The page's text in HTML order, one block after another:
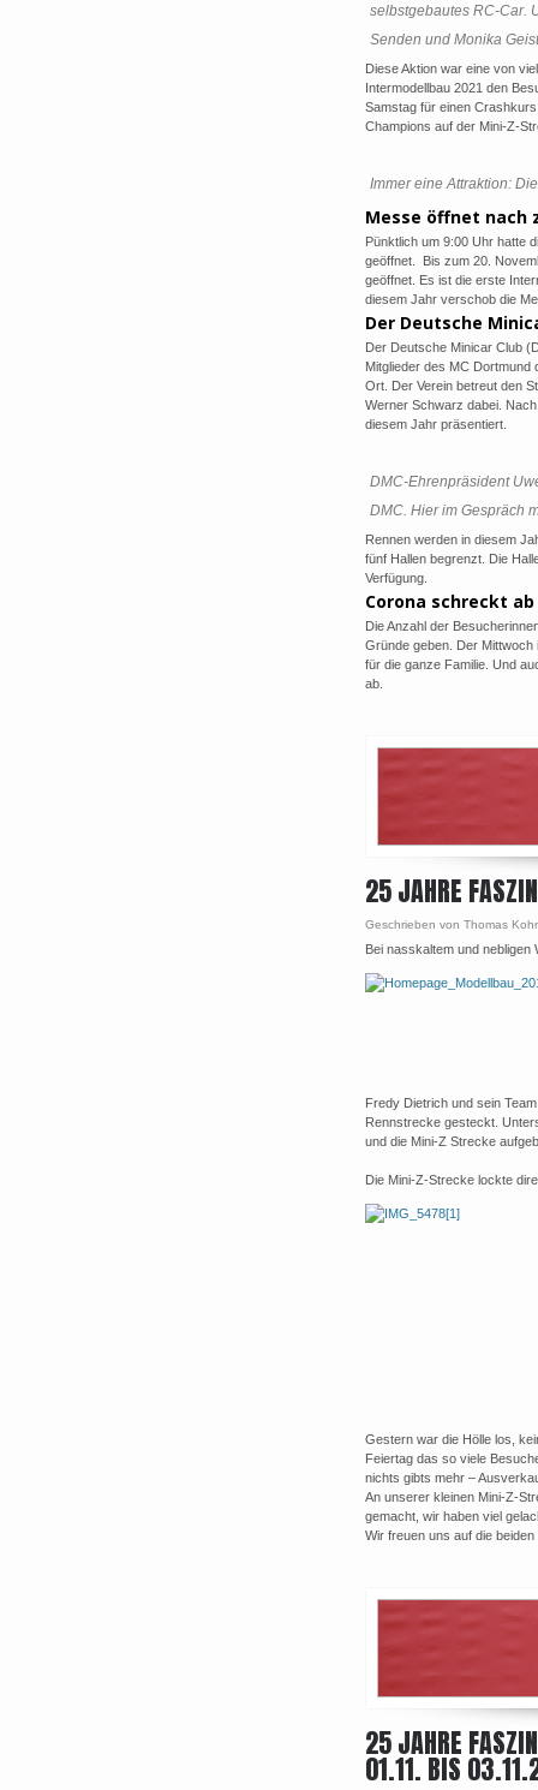
selbstgebautes RC-Car.
Senden und Monika
Diese Aktion war eine von
Intermodellbau 2021 den
Samstag für einen
Champions auf der Mini-Z-
Immer eine Attraktion:
Messe öffnet nach
Pünktlich um 9:00 Uhr hatte
geöffnet. Bis zum 20.
geöffnet. Es ist die erste
diesem Jahr verschob die
Der Deutsche
Der Deutsche Minicar Club
Mitglieder des MC Dortmund
Ort. Der Verein betreut den
Werner Schwarz dabei.
diesem Jahr präsentiert.
DMC-Ehrenpräsident
DMC. Hier im Gespräch
Rennen werden in diesem
fünf Hallen begrenzt. Die
Verfügung.
Corona schreckt ab
Die Anzahl der
Gründe geben. Der
für die ganze Familie. Und
ab.
25 JAHRE
Geschrieben von Thomas
Bei nasskaltem und
Fredy Dietrich und sein
Rennstrecke gesteckt.
und die Mini-Z Strecke
Die Mini-Z-Strecke lockte
Gestern war die Hölle los,
Feiertag das so viele
nichts gibts mehr –
An unserer kleinen Mini-Z-
gemacht, wir haben viel
Wir freuen uns auf die
25 JAHRE
01.11. BIS